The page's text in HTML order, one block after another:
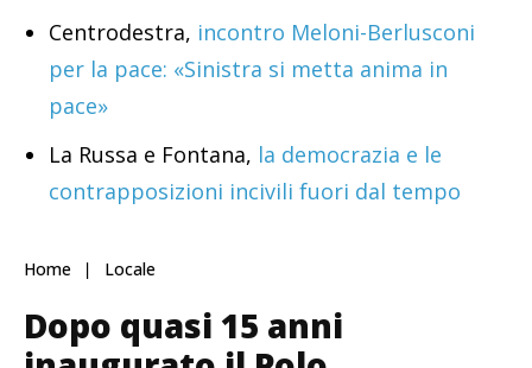
Centrodestra, incontro Meloni-Berlusconi
per la pace: «Sinistra si metta anima in
pace»
La Russa e Fontana, la democrazia e le
contrapposizioni incivili fuori dal tempo
Home Locale
Dopo quasi 15 anni